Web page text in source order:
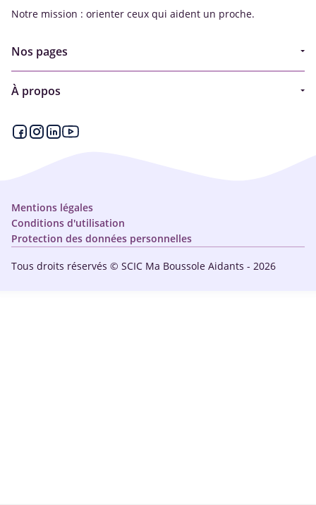
Notre mission : orienter ceux qui aident un proche.
Nos pages
Aides financières et congés
À propos
Qui sommes-nous ?
Tous droits réservés © SCIC Ma Boussole Aidants - 2026
Mentions légales
Conditions d'utilisation
Protection des données personnelles